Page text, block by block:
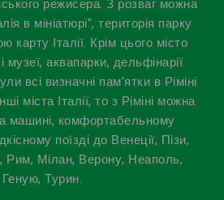
режисера. З розваг можна
в мініатюрі", територія парку
карту Італії. Крім цього місто
музеї, аквапарки, дельфінарії.
всі визначні пам'ятки в Ріміні
міста Італії, то з Ріміні можна
машині, комфортабельному
поїзді до Венеції, Пізи,
Рим, Мілан, Верону, Неаполь,
Геную, Турин.